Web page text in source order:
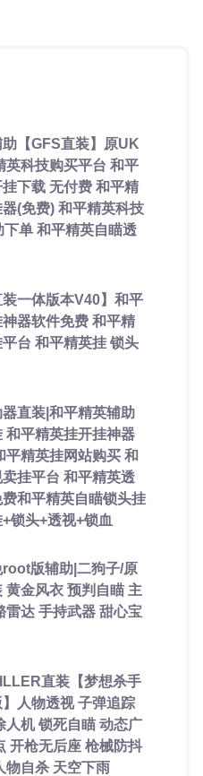
【GFS直装】原UK
英科技购买平台 和平
下载 无付费 和平精
(免费) 和平精英科技
下单 和平精英自瞄透
装一体版本V40】和平
器软件免费 和平精
台 和平精英挂 锁头
直装|和平精英辅助
和平精英挂开挂神器
平精英挂网站购买 和
挂平台 和平精英透
和平精英自瞄锁头挂
锁头+透视+锁血
版辅助|二狗子/原
黄金风衣 预判自瞄 主
雷达 手持武器 甜心宝
直装【梦想杀手
人物透视 子弹追踪
人机 锁死自瞄 动态广
开枪无后座 枪械防抖
物自杀 天空下雨